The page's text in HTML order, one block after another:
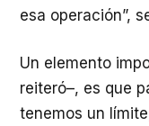
esa operación”,
Un elemento
reiteró–, es que
tenemos un